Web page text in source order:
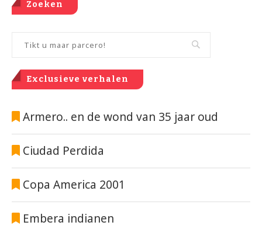
Zoeken
Exclusieve verhalen
Armero.. en de wond van 35 jaar oud
Ciudad Perdida
Copa America 2001
Embera indianen